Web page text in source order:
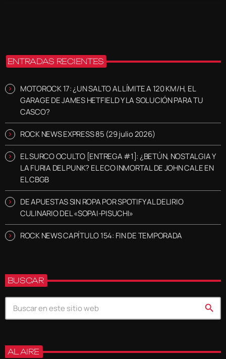
ENTRADAS RECIENTES
MOTOROCK 17: ¿UN SALTO AL LÍMITE A 120 KM/H, EL
GARAGE DE JAMES HETFIELD Y LA SOLUCIÓN PARA TU
CASCO?
ROCK NEWS EXPRESS 85 (29 julio 2026)
EL SURCO OCULTO [ENTREGA #1]: ¿BETÚN, NOSTALGIA Y
LA FURIA DEL PUNK? EL ECO INMORTAL DE JOHN CALE EN
EL CBGB
DE APUESTAS SIN ROPA POR SPOTIFY AL DELIRIO
CULINARIO DEL «SOPAI-PISUCHI»
ROCK NEWS CAPÍTULO 154: FIN DE TEMPORADA
BUSCAR
search
AL AIRE